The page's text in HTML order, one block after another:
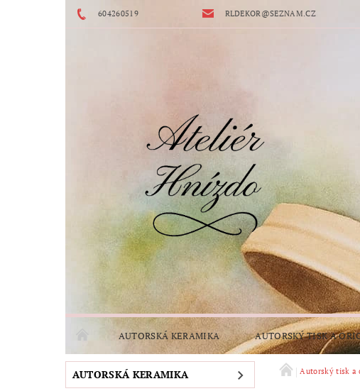
604260519 RLDEKOR@SEZNAM.CZ
AUTORSKÁ KERAMIKA AUTORSKÝ TISK A
POMOCTE SPLNIT SEN O NOVOU PEC TVOŘENÍ PRO
AUTORSKÁ KERAMIKA Autorský tisk a